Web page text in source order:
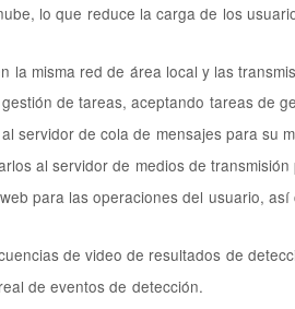
lo que reduce la carga de los
misma red de área local y las
de tareas, aceptando tareas de
servidor de cola de mensajes para
al servidor de medios de
para las operaciones del usuario,
de video de resultados de
de eventos de detección.